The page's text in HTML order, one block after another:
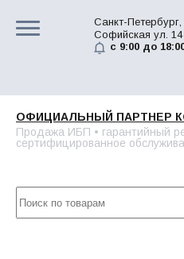
Санкт-Петербург,
Софийская ул.
с 9:00 до
ОФИЦИАЛЬНЫЙ ПАРТНЕР
Продажа ИБП • гарантийный
сертифицированное